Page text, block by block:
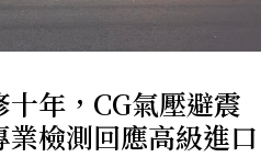
年，CG氣壓避震
檢測回應高級進口